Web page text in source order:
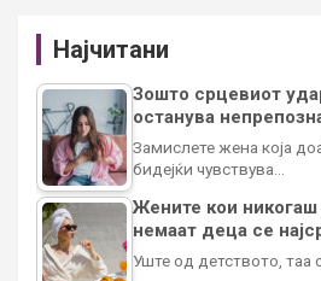
Најчитани
Зошто срцевиот
останува
Замислете жена која
бидејќи чувствува…
Жените кои
немаат деца се
Уште од детството, таа